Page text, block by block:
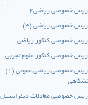
خصوصی ریاضی2
خصوصی ریاضی (3)
خصوصی کنکور ریاضی
خصوصی کنکور علوم تجربی
تدریس خصوصی ریاضی عمومی (1)
خصوصی معادلات دیفرانسیل